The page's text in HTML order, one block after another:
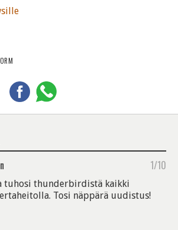
1/10
tuhosi thunderbirdistä kaikki
Tosi näppärä uudistus!